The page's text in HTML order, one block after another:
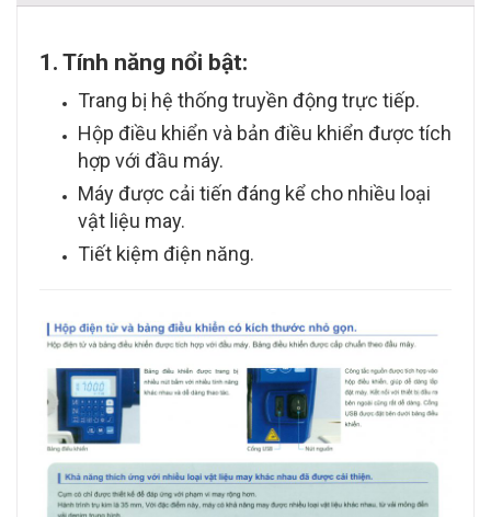
1. Tính năng nổi bật:
Trang bị hệ thống truyền động trực tiếp.
Hộp điều khiển và bản điều khiển được tích
hợp với đầu máy.
Máy được cải tiến đáng kể cho nhiều loại
vật liệu may.
Tiết kiệm điện năng.